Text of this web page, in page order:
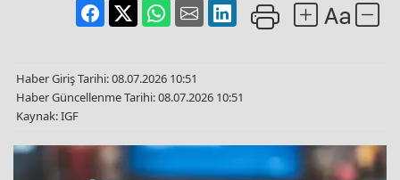
Haber Giriş Tarihi: 08.07.2026 10:51
Haber Güncellenme Tarihi: 08.07.2026 10:51
Kaynak: IGF